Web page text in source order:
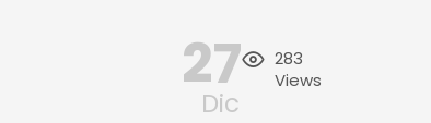
27
Dic
283
Views